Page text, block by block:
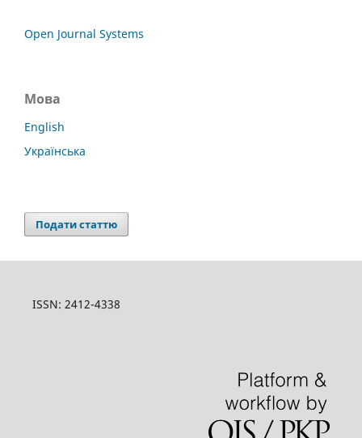
Open Journal Systems
Мова
English
Українська
Подати статтю
ISSN: 2412-4338